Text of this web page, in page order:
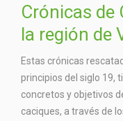
Crónicas de
la región de
Estas crónicas
principios del siglo 19,
concretos y objetivos
caciques, a través de